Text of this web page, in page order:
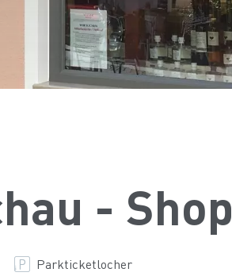
- Shop
Parkticketlocher